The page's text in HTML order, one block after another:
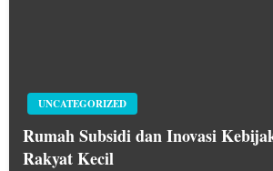
UNCATEGORIZED
Rumah Subsidi dan Inovasi
Rakyat Kecil